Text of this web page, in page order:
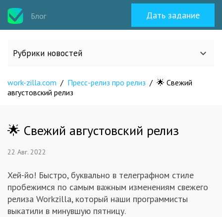
Блог Дать задание
Рубрики новостей
Все статьи
Новости сервиса
Исполнителям
work-zilla.com / Пресс-релиз про релиз / 🌟 Свежий
августовский релиз
🌟 Свежий августовский релиз
22 Авг. 2022
Хей-йо! Быстро, буквально в телеграфном стиле
пробежимся по самым важным изменениям свежего
релиза Workzilla, который наши программисты
выкатили в минувшую пятницу.